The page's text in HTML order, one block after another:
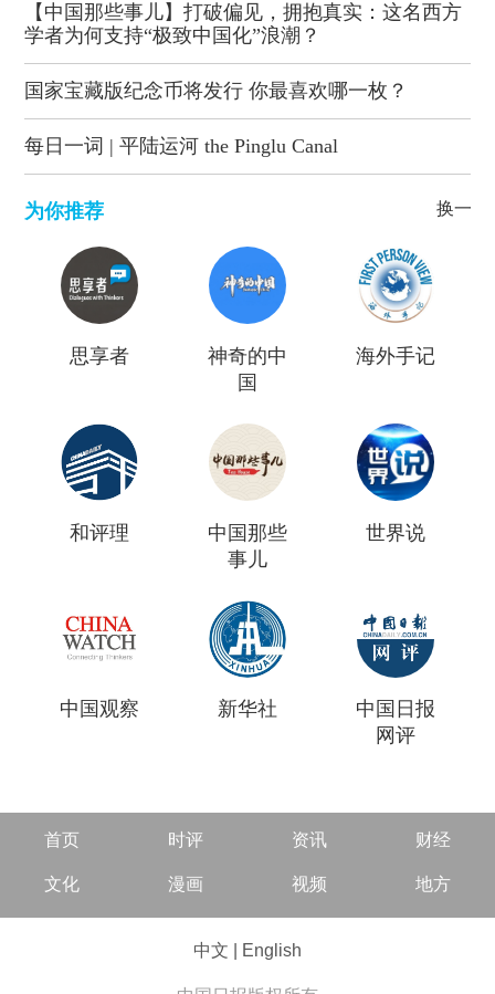
【中国那些事儿】打破偏见，拥抱真实：这名西方
学者为何支持“极致中国化”浪潮？
国家宝藏版纪念币将发行 你最喜欢哪一枚？
每日一词 | 平陆运河 the Pinglu Canal
为你推荐 换一批
思享者
神奇的中
国
海外手记
和评理
中国那些
事儿
世界说
中国观察 新华社
中国日报
网评
首页 时评 资讯 财经
文化 漫画 视频 地方
中文 English